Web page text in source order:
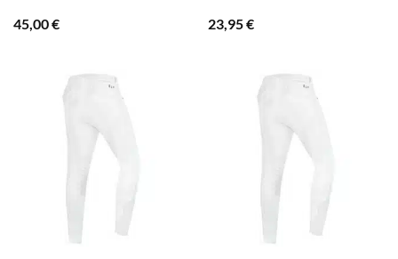
45,00€
23,95€